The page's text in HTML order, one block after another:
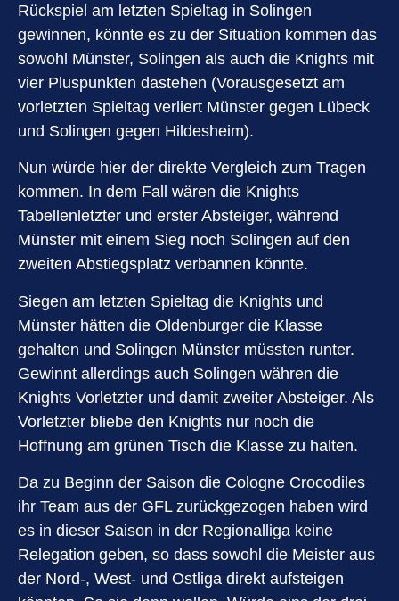
Rückspiel am letzten Spieltag in Solingen
gewinnen, könnte es zu der Situation kommen das
sowohl Münster, Solingen als auch die Knights mit
vier Pluspunkten dastehen (Vorausgesetzt am
vorletzten Spieltag verliert Münster gegen Lübeck
und Solingen gegen Hildesheim).
Nun würde hier der direkte Vergleich zum Tragen
kommen. In dem Fall wären die Knights
Tabellenletzter und erster Absteiger, während
Münster mit einem Sieg noch Solingen auf den
zweiten Abstiegsplatz verbannen könnte.
Siegen am letzten Spieltag die Knights und
Münster hätten die Oldenburger die Klasse
gehalten und Solingen Münster müssten runter.
Gewinnt allerdings auch Solingen währen die
Knights Vorletzter und damit zweiter Absteiger. Als
Vorletzter bliebe den Knights nur noch die
Hoffnung am grünen Tisch die Klasse zu halten.
Da zu Beginn der Saison die Cologne Crocodiles
ihr Team aus der GFL zurückgezogen haben wird
es in dieser Saison in der Regionalliga keine
Relegation geben, so dass sowohl die Meister aus
der Nord-, West- und Ostliga direkt aufsteigen